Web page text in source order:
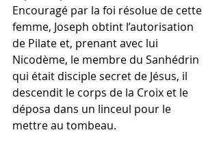
Encouragé par la foi résolue de cette
femme, Joseph obtint l’autorisation
de Pilate et, prenant avec lui
Nicodème, le membre du Sanhédrin
qui était disciple secret de Jésus, il
descendit le corps de la Croix et le
déposa dans un linceul pour le
mettre au tombeau.